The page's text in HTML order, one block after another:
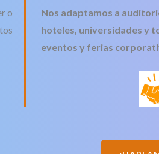
o
Nos adaptamos a
hoteles, universidades y
eventos y ferias